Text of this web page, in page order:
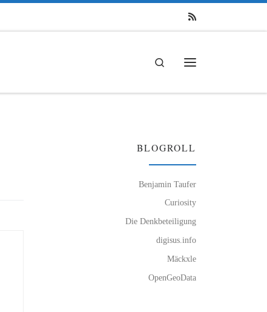
Search
BLOGROLL
Benjamin Taufer
Curiosity
Die Denkbeteiligung
digisus.info
Mäckxle
OpenGeoData